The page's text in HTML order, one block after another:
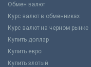
Обмен валют
Курс валют в обменниках
Курс валют на черном рынке
Купить доллар
Купить евро
Купить злотый